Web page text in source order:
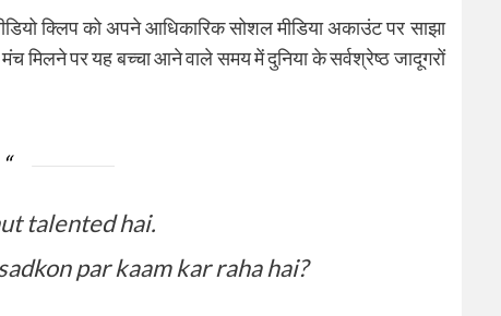
क्लिप को अपने आधिकारिक सोशल मीडिया अकाउंट पर साझा
मिलने पर यह बच्चा आने वाले समय में दुनिया के सर्वश्रेष्ठ जादूगरों
talented hai.
par kaam kar raha hai?